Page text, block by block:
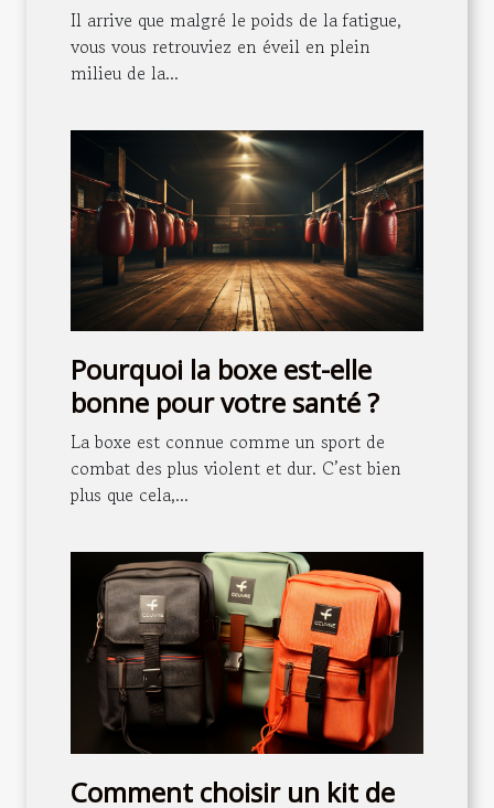
Il arrive que malgré le poids de la fatigue,
vous vous retrouviez en éveil en plein
milieu de la...
Pourquoi la boxe est-elle
bonne pour votre santé ?
La boxe est connue comme un sport de
combat des plus violent et dur. C’est bien
plus que cela,...
Comment choisir un kit de